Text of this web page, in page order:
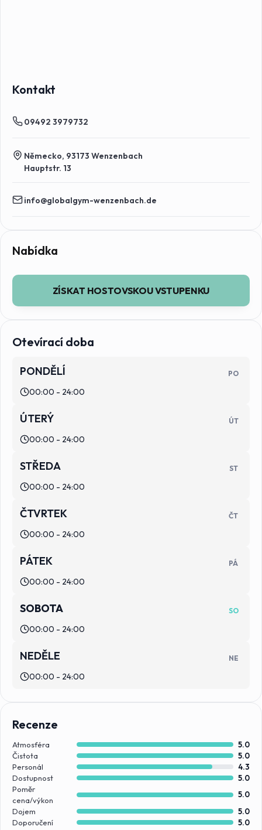
Kontakt
09492 3979732
Německo, 93173 Wenzenbach
Hauptstr. 13
info@globalgym-wenzenbach.de
Nabídka
ZÍSKAT HOSTOVSKOU VSTUPENKU
Otevírací doba
PONDĚLÍ PO
00:00 - 24:00
ÚTERÝ ÚT
00:00 - 24:00
STŘEDA ST
00:00 - 24:00
ČTVRTEK ČT
00:00 - 24:00
PÁTEK PÁ
00:00 - 24:00
SOBOTA SO
00:00 - 24:00
NEDĚLE NE
00:00 - 24:00
Recenze
Atmosféra
5.0
Čistota
5.0
Personál
4.3
Dostupnost
5.0
Poměr
cena/výkon
5.0
Dojem
5.0
Doporučení
5.0